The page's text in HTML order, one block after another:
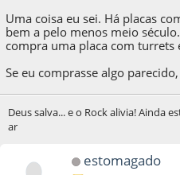
Uma coisa eu sei. Há placas
bem a pelo menos meio
compra uma placa com turrets
Se eu comprasse algo
Deus salva... e o Rock alivia! Ainda
ar
estomagado